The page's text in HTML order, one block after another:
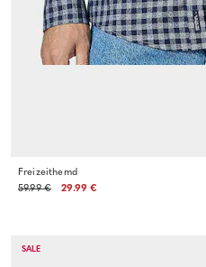
Freizeithemd
59.99 €
29.99 €
SALE